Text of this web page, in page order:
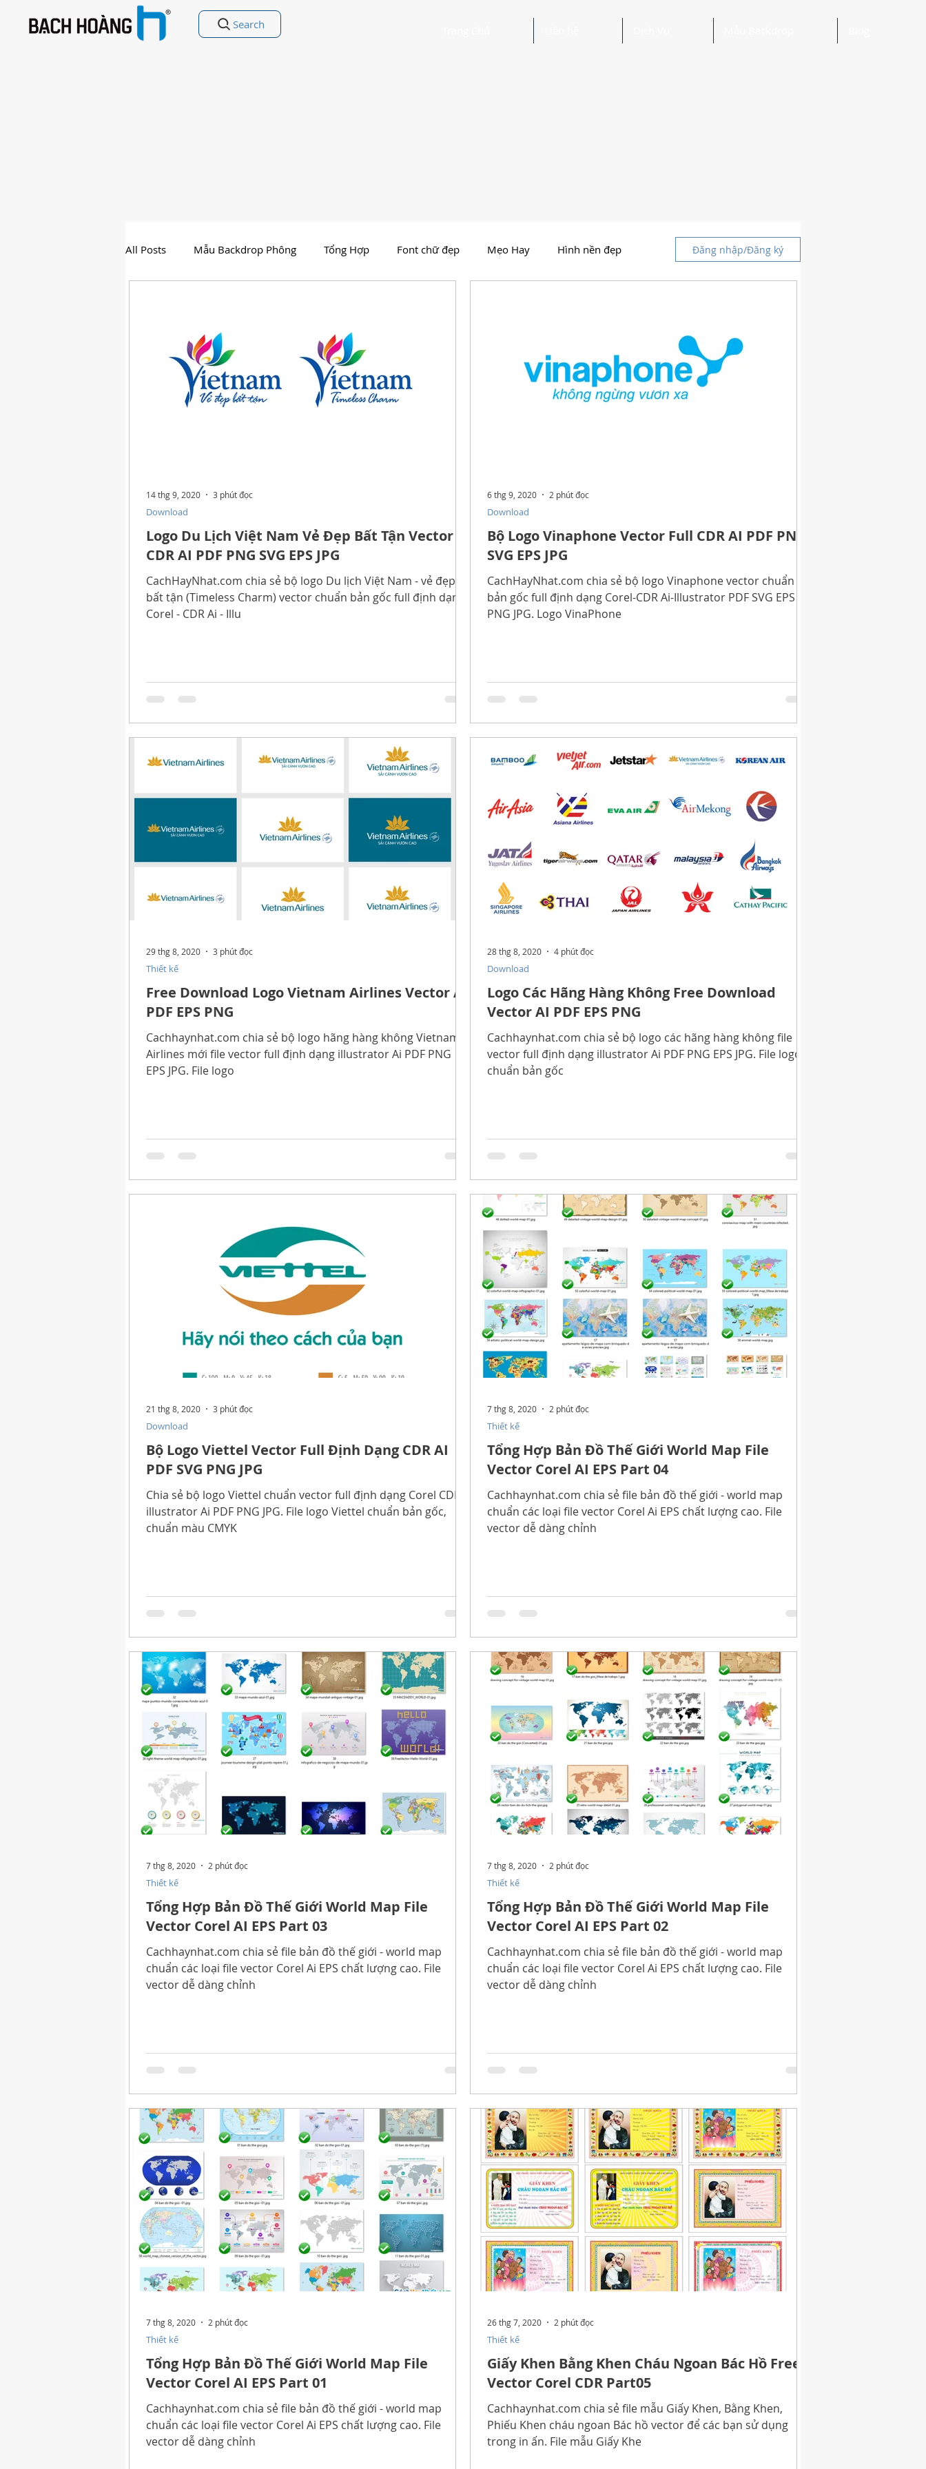
Search
All Posts Mẫu Backdrop Phông Tổng Hợp Font chữ đẹp Mẹo Hay Hình nền đẹp
Logo Giải Trí Hướng Dẫn Thơ Hay Thơ Vui Vì Sao, Tại Sao?
Hướng dẫn
Đăng nhập/Đăng ký
Logo Du Lịch Việt Nam Vẻ Đẹp Bất Tận Vector
CDR AI PDF PNG SVG EPS JPG
CachHayNhat.com chia sẻ bộ logo Du lịch Việt Nam - vẻ đẹp
bất tận (Timeless Charm) vector chuẩn bản gốc full định dạng
Corel - CDR Ai - Illu
Download
14 thg 9, 2020 3 phút đọc
Bộ Logo Vinaphone Vector Full CDR AI PDF PNG
SVG EPS JPG
CachHayNhat.com chia sẻ bộ logo Vinaphone vector chuẩn
bản gốc full định dạng Corel-CDR Ai-Illustrator PDF SVG EPS
PNG JPG. Logo VinaPhone
Download
6 thg 9, 2020 2 phút đọc
Free Download Logo Vietnam Airlines Vector AI
PDF EPS PNG
Cachhaynhat.com chia sẻ bộ logo hãng hàng không Vietnam
Airlines mới file vector full định dạng illustrator Ai PDF PNG
EPS JPG. File logo
Thiết kế
29 thg 8, 2020 3 phút đọc
Logo Các Hãng Hàng Không Free Download
Vector AI PDF EPS PNG
Cachhaynhat.com chia sẻ bộ logo các hãng hàng không file
vector full định dạng illustrator Ai PDF PNG EPS JPG. File logo
chuẩn bản gốc
Download
28 thg 8, 2020 4 phút đọc
Bộ Logo Viettel Vector Full Định Dạng CDR AI
PDF SVG PNG JPG
Chia sẻ bộ logo Viettel chuẩn vector full định dạng Corel CDR,
illustrator Ai PDF PNG JPG. File logo Viettel chuẩn bản gốc,
chuẩn màu CMYK
Download
21 thg 8, 2020 3 phút đọc
Tổng Hợp Bản Đồ Thế Giới World Map File
Vector Corel AI EPS Part 04
Cachhaynhat.com chia sẻ file bản đồ thế giới - world map
chuẩn các loại file vector Corel Ai EPS chất lượng cao. File
vector dễ dàng chỉnh
Thiết kế
7 thg 8, 2020 2 phút đọc
Tổng Hợp Bản Đồ Thế Giới World Map File
Vector Corel AI EPS Part 03
Cachhaynhat.com chia sẻ file bản đồ thế giới - world map
chuẩn các loại file vector Corel Ai EPS chất lượng cao. File
vector dễ dàng chỉnh
Thiết kế
7 thg 8, 2020 2 phút đọc
Tổng Hợp Bản Đồ Thế Giới World Map File
Vector Corel AI EPS Part 02
Cachhaynhat.com chia sẻ file bản đồ thế giới - world map
chuẩn các loại file vector Corel Ai EPS chất lượng cao. File
vector dễ dàng chỉnh
Thiết kế
7 thg 8, 2020 2 phút đọc
Tổng Hợp Bản Đồ Thế Giới World Map File
Vector Corel AI EPS Part 01
Cachhaynhat.com chia sẻ file bản đồ thế giới - world map
chuẩn các loại file vector Corel Ai EPS chất lượng cao. File
vector dễ dàng chỉnh
Thiết kế
7 thg 8, 2020 2 phút đọc
Giấy Khen Bằng Khen Cháu Ngoan Bác Hồ Free
Vector Corel CDR Part05
Cachhaynhat.com chia sẻ file mẫu Giấy Khen, Bằng Khen,
Phiếu Khen cháu ngoan Bác hồ vector để các bạn sử dụng
trong in ấn. File mẫu Giấy Khe
Thiết kế
26 thg 7, 2020 2 phút đọc